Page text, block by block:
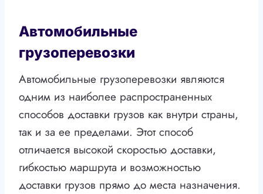
Автомобильные
грузоперевозки
Автомобильные грузоперевозки являются
одним из наиболее распространенных
способов доставки грузов как внутри страны,
так и за ее пределами. Этот способ
отличается высокой скоростью доставки,
гибкостью маршрута и возможностью
доставки грузов прямо до места назначения.